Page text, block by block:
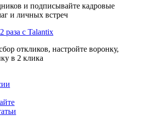
и подписывайте кадровые
и личных встреч
раза с Talantix
откликов, настройте воронку,
в 2 клика